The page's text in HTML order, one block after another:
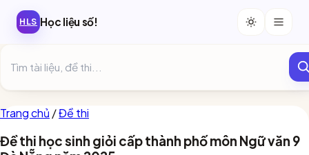
HLS Học liệu số!
Trang chủ /Đề thi
Đề thi học sinh giỏi cấp thành phố môn Ngữ văn 9